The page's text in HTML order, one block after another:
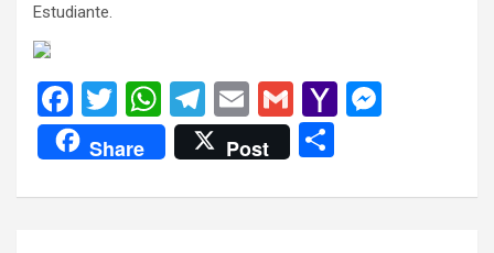
Estudiante.
F
a
ce
b
T
wi
tt
er
W
h
at
s
T
el
e
gr
E
m
ail
G
m
ail
Y
o
n
Share Post
m